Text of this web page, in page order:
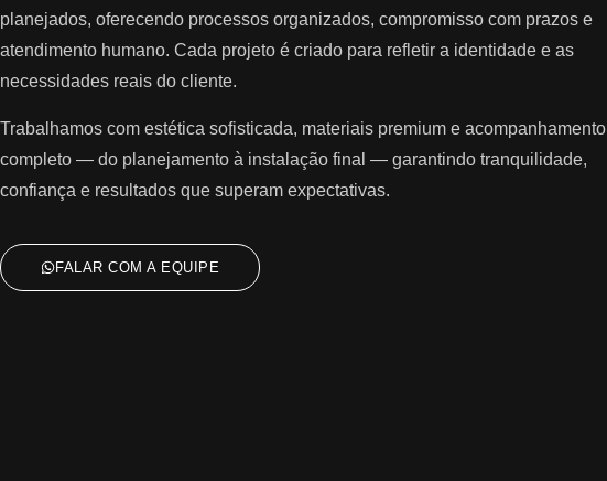
planejados, oferecendo processos organizados, compromisso com prazos e
atendimento humano. Cada projeto é criado para refletir a identidade e as
necessidades reais do cliente.
Trabalhamos com estética sofisticada, materiais premium e acompanhamento
completo — do planejamento à instalação final — garantindo tranquilidade,
confiança e resultados que superam expectativas.
FALAR COM A EQUIPE